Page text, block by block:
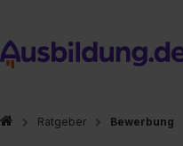
Ratgeber Bewerbung